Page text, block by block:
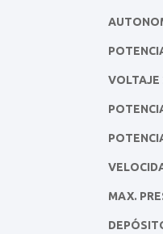
VOLTAJE
MAX.